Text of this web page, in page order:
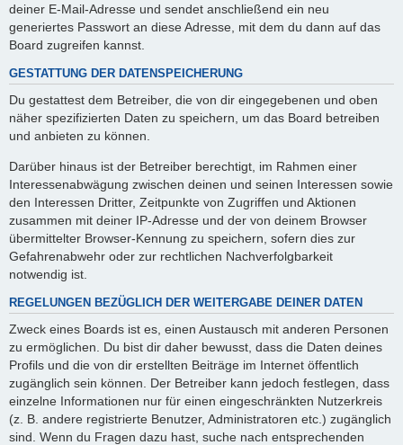
deiner E-Mail-Adresse und sendet anschließend ein neu
generiertes Passwort an diese Adresse, mit dem du dann auf das
Board zugreifen kannst.
GESTATTUNG DER DATENSPEICHERUNG
Du gestattest dem Betreiber, die von dir eingegebenen und oben
näher spezifizierten Daten zu speichern, um das Board betreiben
und anbieten zu können.
Darüber hinaus ist der Betreiber berechtigt, im Rahmen einer
Interessenabwägung zwischen deinen und seinen Interessen sowie
den Interessen Dritter, Zeitpunkte von Zugriffen und Aktionen
zusammen mit deiner IP-Adresse und der von deinem Browser
übermittelter Browser-Kennung zu speichern, sofern dies zur
Gefahrenabwehr oder zur rechtlichen Nachverfolgbarkeit
notwendig ist.
REGELUNGEN BEZÜGLICH DER WEITERGABE DEINER DATEN
Zweck eines Boards ist es, einen Austausch mit anderen Personen
zu ermöglichen. Du bist dir daher bewusst, dass die Daten deines
Profils und die von dir erstellten Beiträge im Internet öffentlich
zugänglich sein können. Der Betreiber kann jedoch festlegen, dass
einzelne Informationen nur für einen eingeschränkten Nutzerkreis
(z. B. andere registrierte Benutzer, Administratoren etc.) zugänglich
sind. Wenn du Fragen dazu hast, suche nach entsprechenden